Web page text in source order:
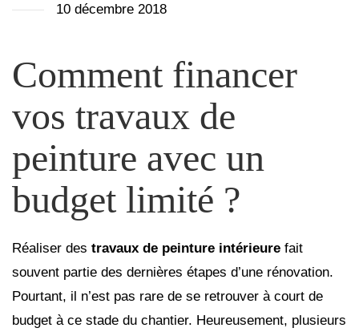
10 décembre 2018
Comment financer
vos travaux de
peinture avec un
budget limité ?
Réaliser des travaux de peinture intérieure fait
souvent partie des dernières étapes d’une rénovation.
Pourtant, il n’est pas rare de se retrouver à court de
budget à ce stade du chantier. Heureusement, plusieurs